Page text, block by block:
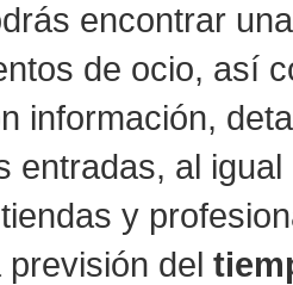
encontrar
de ocio, así
información,
entradas, al
y
del